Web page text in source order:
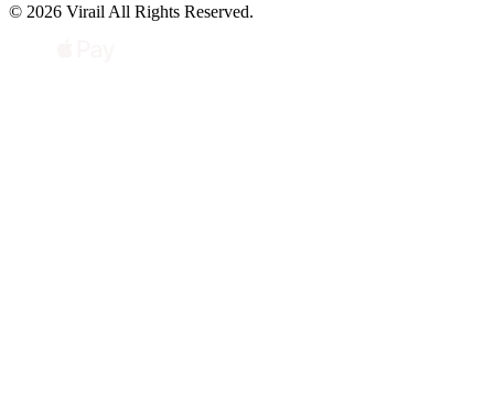
© 2026 Virail All Rights Reserved.